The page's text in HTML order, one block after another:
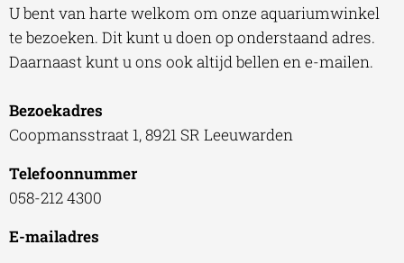
U bent van harte welkom om onze aquariumwinkel
te bezoeken. Dit kunt u doen op onderstaand adres.
Daarnaast kunt u ons ook altijd bellen en e-mailen.
Bezoekadres
Coopmansstraat 1, 8921 SR Leeuwarden
Telefoonnummer
058-212 4300
E-mailadres